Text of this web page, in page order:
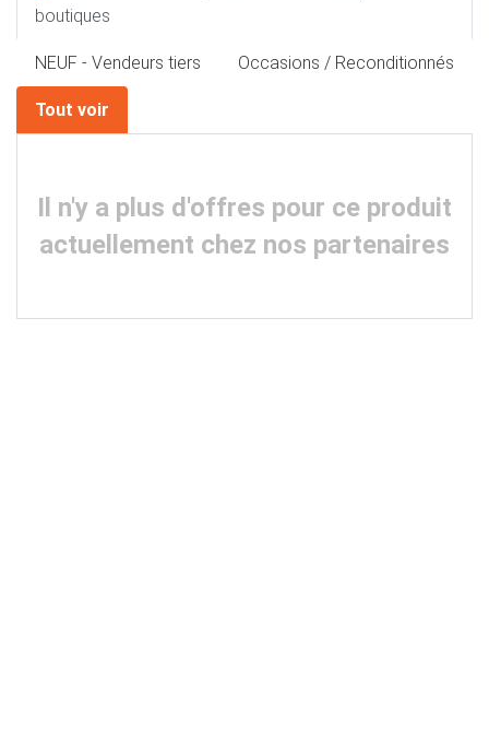
boutiques
NEUF - Vendeurs tiers Occasions / Reconditionnés
Tout voir
Il n'y a plus d'offres pour ce produit
actuellement chez nos partenaires